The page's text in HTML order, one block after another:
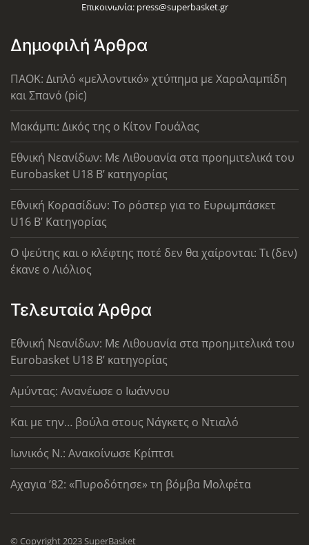
Επικοινωνία: press@superbasket.gr
Δημοφιλή Άρθρα
ΠΑΟΚ: Διπλό «μελλοντικό» χτύπημα με Χαραλαμπίδη
και Σπανό (pic)
Μακάμπι: Δικός της ο Κίτον Γουάλας
Εθνική Νεανίδων: Με Λιθουανία στα προημιτελικά του
Eurobasket U18 Β’ κατηγορίας
Εθνική Κορασίδων: Το ρόστερ για το Ευρωμπάσκετ
U16 B’ Κατηγορίας
Ο ψεύτης και ο κλέφτης ποτέ δεν θα χαίρονται: Τι (δεν)
έκανε ο Λιόλιος
Τελευταία Άρθρα
Εθνική Νεανίδων: Με Λιθουανία στα προημιτελικά του
Eurobasket U18 Β’ κατηγορίας
Αμύντας: Ανανέωσε ο Ιωάννου
Και με την… βούλα στους Νάγκετς ο Ντιαλό
Ιωνικός Ν.: Ανακοίνωσε Κρίπτσι
Αχαγια ’82: «Πυροδότησε» τη βόμβα Μολφέτα
© Copyright 2023 SuperBasket